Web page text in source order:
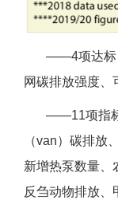
——4项达标：
网碳排放强度、
——11项指标
（van）碳排放
新增热泵数量、
反刍动物排放、